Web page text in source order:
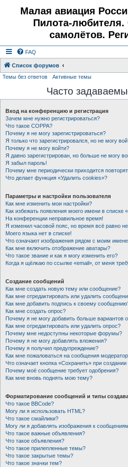
Малая авиация
Пилота-
самолётов.
FAQ
Список форумов
Темы без ответов Активные темы
Часто
Вход на конференцию и регистрация
Зачем мне нужно регистрироваться?
Что такое COPPA?
Почему я не могу зарегистрироваться?
Я только что зарегистрировался, но не могу
Почему я не могу войти?
Я давно зарегистрирован, но больше не могу
Я забыл пароль!
Почему мне периодически приходится
Что делает функция «Удалить cookies»?
Параметры и настройки пользователя
Как мне изменить мои настройки?
Как избежать появления моего имени в списке
На конференции неправильное время!
Я изменил часовой пояс, но время всё равно
Моего языка нет в списке!
Что означают изображения рядом с моим
Как мне включить отображение аватары?
Что такое звание и как я могу изменить его?
Когда я щёлкаю по ссылке «email», от меня
Создание сообщений
Как мне создать новую тему или сообщение?
Как мне отредактировать или удалить
Как мне добавить подпись к своему
Как мне создать опрос?
Почему я не могу добавить больше вариантов
Как мне отредактировать или удалить опрос?
Почему мне недоступны некоторые форумы?
Почему я не могу добавлять вложения?
Почему я получил предупреждение?
Как мне пожаловаться на сообщения
Что означает кнопка «Сохранить» при
Почему моё сообщение требует одобрения?
Как мне вновь поднять мою тему?
Форматирование сообщений и типы
Что такое BBCode?
Могу ли я использовать HTML?
Что такое смайлики?
Могу ли я добавлять изображения к
Что такое важные объявления?
Что такое объявления?
Что такое прилепленные темы?
Что такое закрытые темы?
Что такое значки тем?